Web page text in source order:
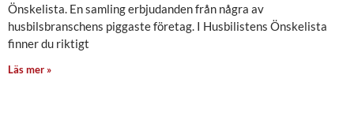
Önskelista. En samling erbjudanden från några av
husbilsbranschens piggaste företag. I Husbilistens Önskelista
finner du riktigt
Läs mer »